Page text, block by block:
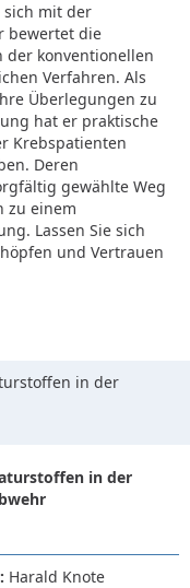
sich mit der
bewertet die
konventionellen
Verfahren. Als
Überlegungen zu
hat er praktische
Krebspatienten
Deren
gewählte Weg
zu einem
Lassen Sie sich
und Vertrauen
in der
in der
Harald Knote